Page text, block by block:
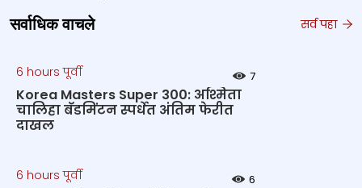
सर्वाधिक वाचले सर्व पहा
6 hours पूर्वी 7
Korea Masters Super 300: अश्मिता
चालिहा बॅडमिंटन स्पर्धेत अंतिम फेरीत
दाखल
6 hours पूर्वी 6